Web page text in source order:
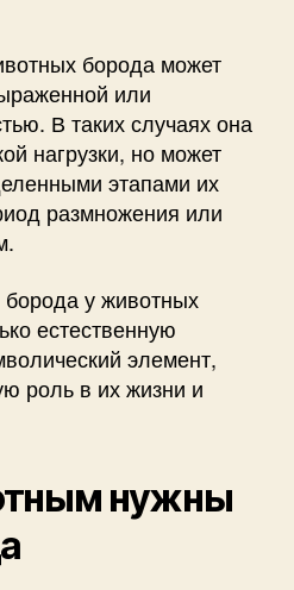
борода может
или
В таких случаях она
нагрузки, но может
этапами их
размножения или
у животных
естественную
элемент,
роль в их жизни и
нужны